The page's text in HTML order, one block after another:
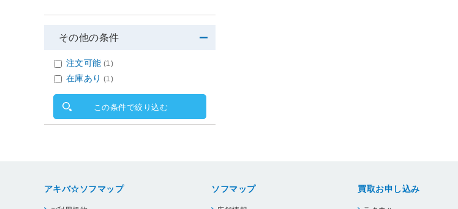
その他の条件
注文可能 (1)
在庫あり (1)
この条件で絞り込む
アキバ☆ソフマップ ソフマップ 買取お申し込み